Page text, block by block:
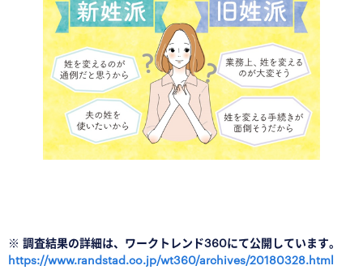
※ 調査結果の詳細は、ワークトレンド360にて公開しています。
https://www.randstad.co.jp/wt360/archives/20180328.html